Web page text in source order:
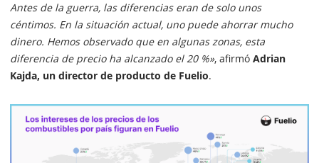
Antes de la guerra, las diferencias eran de solo unos
céntimos. En la situación actual, uno puede ahorrar mucho
dinero. Hemos observado que en algunas zonas, esta
diferencia de precio ha alcanzado el 20 %», afirmó Adrian
Kajda, un director de producto de Fuelio.